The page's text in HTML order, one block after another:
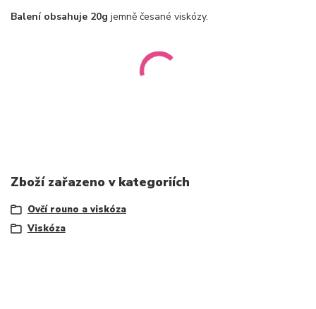
Balení obsahuje 20g jemně česané viskózy.
Zboží zařazeno v kategoriích
Ovčí rouno a viskóza
Viskóza